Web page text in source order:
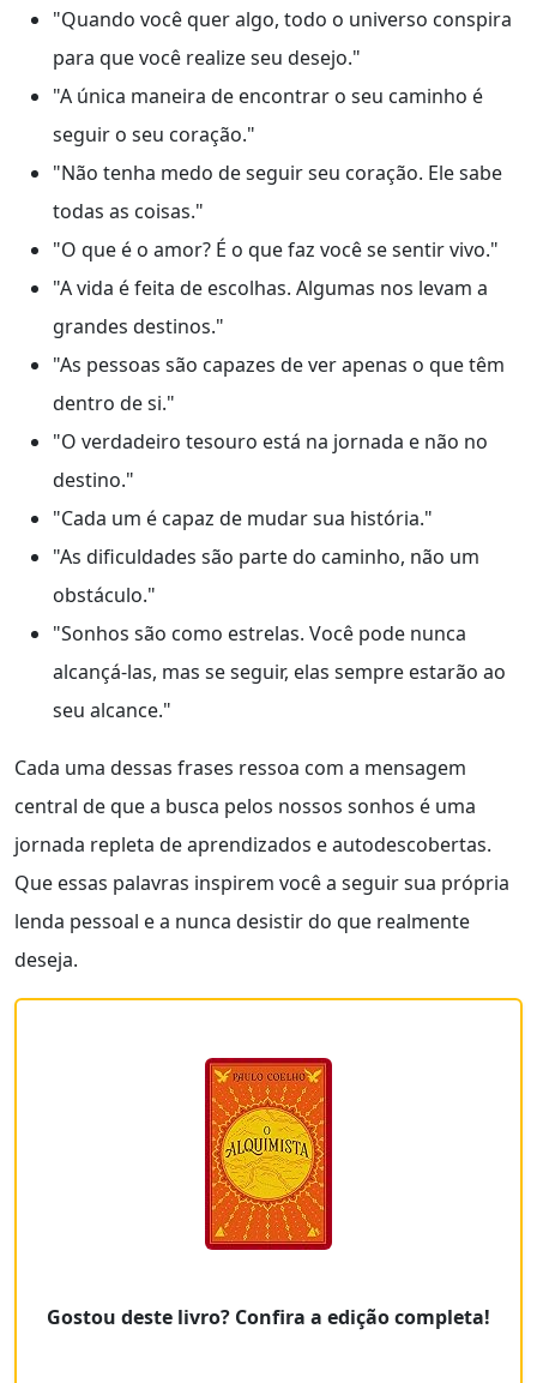
"Quando você quer algo, todo o universo conspira
para que você realize seu desejo."
"A única maneira de encontrar o seu caminho é
seguir o seu coração."
"Não tenha medo de seguir seu coração. Ele sabe
todas as coisas."
"O que é o amor? É o que faz você se sentir vivo."
"A vida é feita de escolhas. Algumas nos levam a
grandes destinos."
"As pessoas são capazes de ver apenas o que têm
dentro de si."
"O verdadeiro tesouro está na jornada e não no
destino."
"Cada um é capaz de mudar sua história."
"As dificuldades são parte do caminho, não um
obstáculo."
"Sonhos são como estrelas. Você pode nunca
alcançá-las, mas se seguir, elas sempre estarão ao
seu alcance."
Cada uma dessas frases ressoa com a mensagem
central de que a busca pelos nossos sonhos é uma
jornada repleta de aprendizados e autodescobertas.
Que essas palavras inspirem você a seguir sua própria
lenda pessoal e a nunca desistir do que realmente
deseja.
Gostou deste livro? Confira a edição completa!